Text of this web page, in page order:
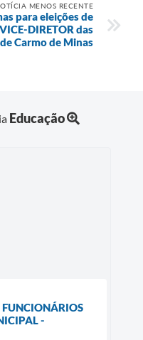
MENOS RECENTE
para eleições de
DIRETOR das
Carmo de Minas
Educação
FUNCIONÁRIOS
-